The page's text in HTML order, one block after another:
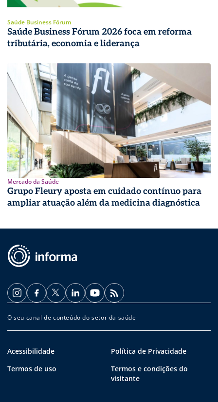
Saúde Business Fórum
Saúde Business Fórum 2026 foca em reforma
tributária, economia e liderança
Mercado da Saúde
Grupo Fleury aposta em cuidado contínuo para
ampliar atuação além da medicina diagnóstica
O seu canal de conteúdo do setor da saúde
Acessibilidade
Política de Privacidade
Termos de uso
Termos e condições do
visitante